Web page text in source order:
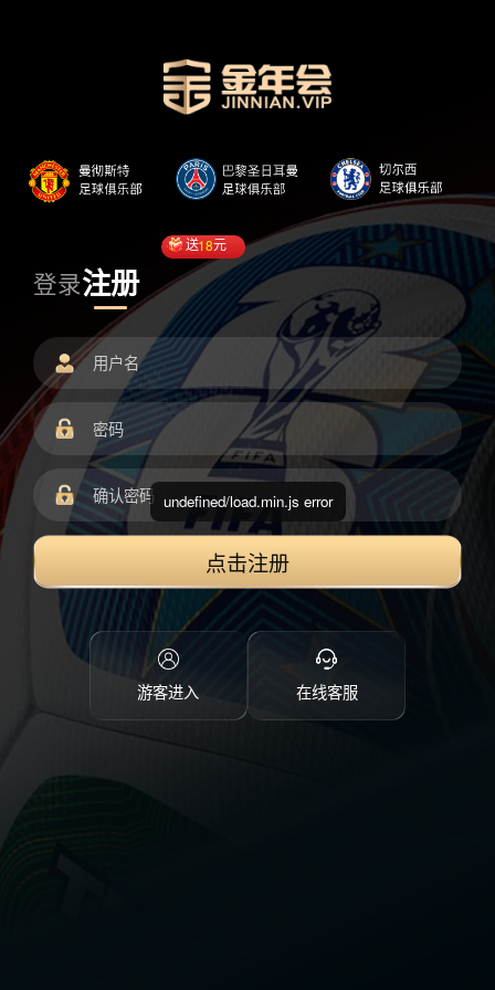
登录注册
送18元
点击注册
游客进入 在线客服
undefined/load.min.js error